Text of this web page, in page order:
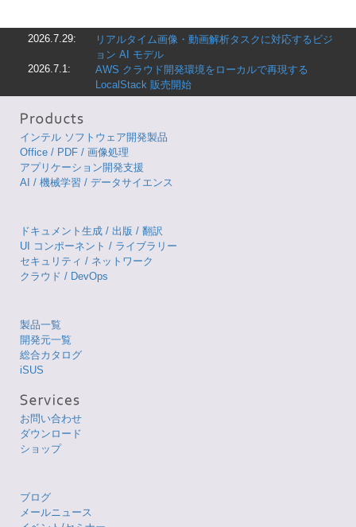
2026.7.29:
リアルタイム画像・動画解析タスクに対応するビジ
ョン AI モデル
2026.7.1:
AWS クラウド開発環境をローカルで再現する
LocalStack 販売開始
インテル ソフトウェア開発製品
Office / PDF / 画像処理
アプリケーション開発支援
AI / 機械学習 / データサイエンス
ドキュメント生成 / 出版 / 翻訳
UI コンポーネント / ライブラリー
セキュリティ / ネットワーク
クラウド / DevOps
製品一覧
開発元一覧
総合カタログ
iSUS
お問い合わせ
ダウンロード
ショップ
ブログ
メールニュース